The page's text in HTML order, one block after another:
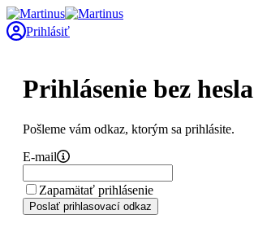
Prihlásiť
Prihlásenie bez hesla
Pošleme vám odkaz, ktorým sa prihlásite.
E-mail
Zapamätať prihlásenie
Poslať prihlasovací odkaz